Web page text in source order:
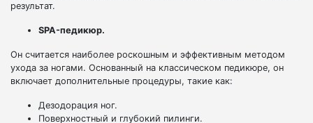
результат.
SPA-педикюр.
Он считается наиболее роскошным и эффективным методом
ухода за ногами. Основанный на классическом педикюре, он
включает дополнительные процедуры, такие как:
Дезодорация ног.
Поверхностный и глубокий пилинги.